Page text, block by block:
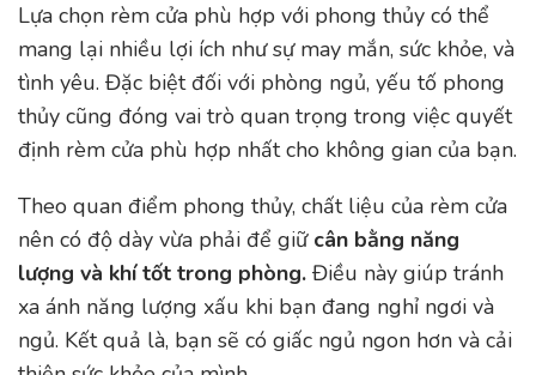
Lựa chọn rèm cửa phù hợp với phong thủy có thể
mang lại nhiều lợi ích như sự may mắn, sức khỏe, và
tình yêu. Đặc biệt đối với phòng ngủ, yếu tố phong
thủy cũng đóng vai trò quan trọng trong việc quyết
định rèm cửa phù hợp nhất cho không gian của bạn.
Theo quan điểm phong thủy, chất liệu của rèm cửa
nên có độ dày vừa phải để giữcân bằng năng
lượng và khí tốt trong phòng. Điều này giúp tránh
xa ánh năng lượng xấu khi bạn đang nghỉ ngơi và
ngủ. Kết quả là, bạn sẽ có giấc ngủ ngon hơn và cải